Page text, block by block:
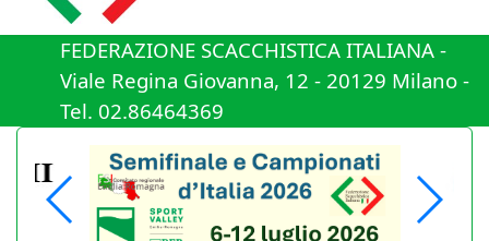
FEDERAZIONE SCACCHISTICA ITALIANA -
Viale Regina Giovanna, 12 - 20129 Milano -
Tel. 02.86464369